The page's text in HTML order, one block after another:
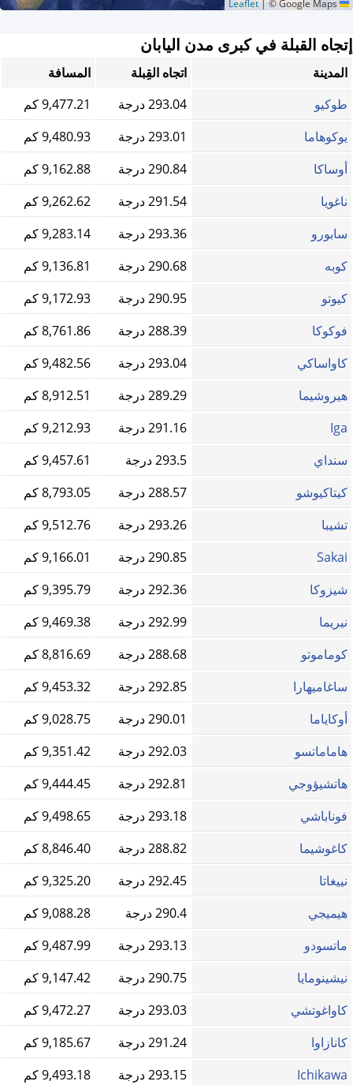
© Google Maps
إتجاه القبلة في كبرى مدن اليابان
المدينة اتجاه القِبلة
المسافة
طوكيو
293.04 درجة
9,477.21 كم
يوكوهاما
293.01 درجة
9,480.93 كم
أوساكا
290.84 درجة
9,162.88 كم
ناغويا
291.54 درجة
9,262.62 كم
سابورو
293.36 درجة
9,283.14 كم
كوبه
290.68 درجة
9,136.81 كم
كيوتو
290.95 درجة
9,172.93 كم
فوكوكا
288.39 درجة
8,761.86 كم
كاواساكي
293.04 درجة
9,482.56 كم
هيروشيما
289.29 درجة
8,912.51 كم
Iga
291.16 درجة
9,212.93 كم
سنداي
293.5 درجة
9,457.61 كم
كيتاكيوشو
288.57 درجة
8,793.05 كم
تشيبا
293.26 درجة
9,512.76 كم
Sakai
290.85 درجة
9,166.01 كم
شيزوكا
292.36 درجة
9,395.79 كم
نيريما
292.99 درجة
9,469.38 كم
كوماموتو
288.68 درجة
8,816.69 كم
ساغاميهارا
292.85 درجة
9,453.32 كم
أوكاياما
290.01 درجة
9,028.75 كم
هاماماتسو
292.03 درجة
9,351.42 كم
هاتشيؤوجي
292.81 درجة
9,444.45 كم
فوناباشي
293.18 درجة
9,498.65 كم
كاغوشيما
288.82 درجة
8,846.40 كم
نييغاتا
292.45 درجة
9,325.20 كم
هيميجي
290.4 درجة
9,088.28 كم
ماتسودو
293.13 درجة
9,487.99 كم
نيشينومايا
290.75 درجة
9,147.42 كم
كاواغوتشي
293.03 درجة
9,472.27 كم
كانازاوا
291.24 درجة
9,185.67 كم
Ichikawa
293.15 درجة
9,493.18 كم